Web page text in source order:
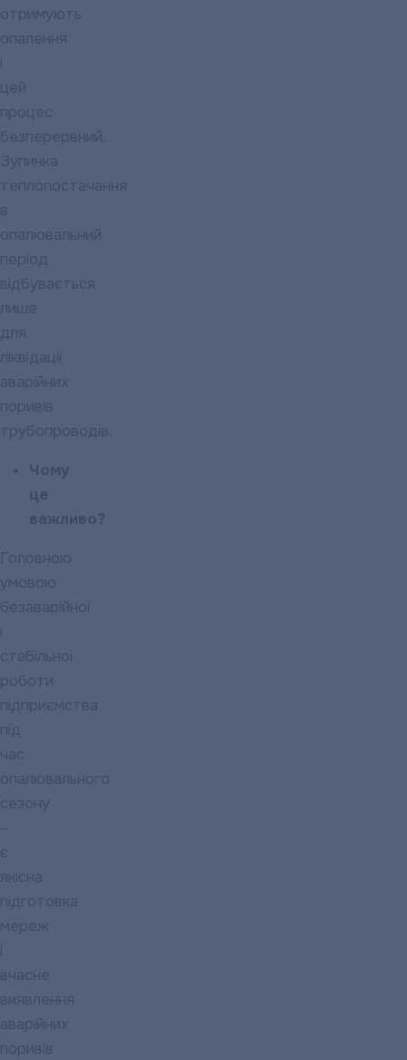
отримують
опалення
і
цей
процес
безперервний.
Зупинка
теплопостачання
в
опалювальний
період
відбувається
лише
для
ліквідації
аварійних
поривів
трубопроводів.
Чому
це
важливо?
Головною
умовою
безаварійної
і
стабільної
роботи
підприємства
під
час
опалювального
сезону
–
є
якісна
підготовка
мереж
і
вчасне
виявлення
аварійних
поривів